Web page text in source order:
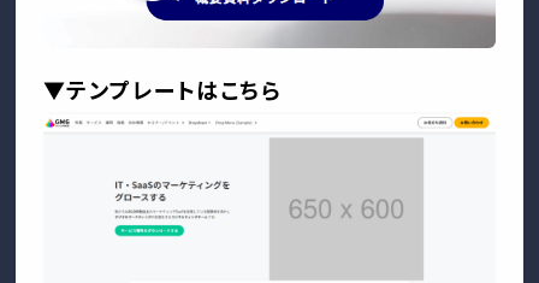
▼テンプレートはこちら